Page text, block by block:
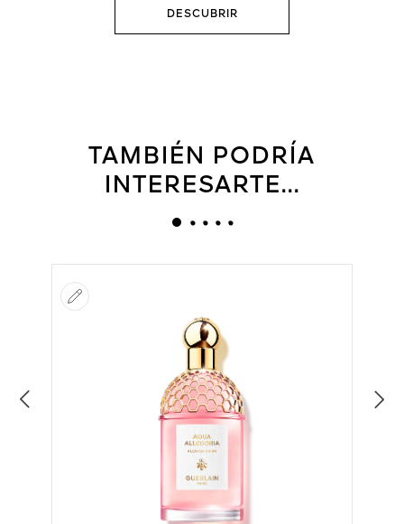
DESCUBRIR
TAMBIÉN PODRÍA
INTERESARTE...